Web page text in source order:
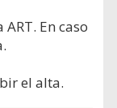
En caso
el alta.